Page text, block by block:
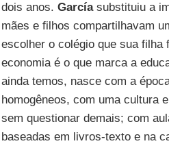
dois anos. Garcíasubstituiu a
mães e filhos compartilhavam
escolher o colégio que sua filha
economia é o que marca a
ainda temos, nasce com a
homogêneos, com uma cultura
sem questionar demais; com
baseadas em livros-texto e na